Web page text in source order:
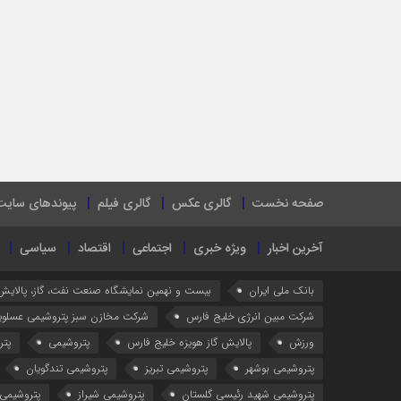
صفحه نخست گالری عکس گالری فیلم پیوندهای
آخرین اخبار ویژه خبری اجتماعی اقتصاد سیاسی
بانک ملی ایران
بیست و نهمین نمایشگاه صنعت نفت، گاز،
شرکت مبین انرژی خلیج فارس
شرکت مخازن سبز پتروشیمی
ورزش
پالایش گاز هویزه خلیج فارس پتروشیمی
پتروشیمی بوشهر
پتروشیمی تبریز
پتروشیمی تندگویان
پتروشیمی شهید رئیسی گلستان
پتروشیمی شیراز